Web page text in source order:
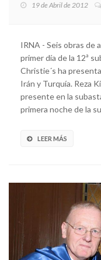
19 de Abril de 2012
IRNA - Seis obras de
primer día de la 12ª
Christie´s ha
Irán y Turquía. Reza
presente en la
primera noche de la
LEER MÁS